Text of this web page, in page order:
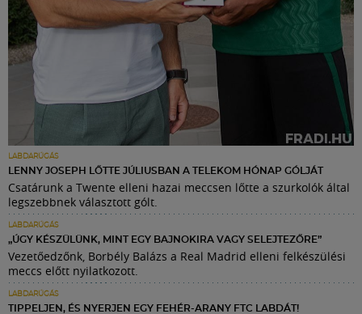
LABDARÚGÁS
LENNY JOSEPH LŐTTE JÚLIUSBAN A TELEKOM HÓNAP GÓLJÁT
Csatárunk a Twente elleni hazai meccsen lőtte a szurkolók által
legszebbnek választott gólt.
LABDARÚGÁS
„ÚGY KÉSZÜLÜNK, MINT EGY BAJNOKIRA VAGY SELEJTEZŐRE”
Vezetőedzőnk, Borbély Balázs a Real Madrid elleni felkészülési
meccs előtt nyilatkozott.
LABDARÚGÁS
TIPPELJEN, ÉS NYERJEN EGY FEHÉR-ARANY FTC LABDÁT!